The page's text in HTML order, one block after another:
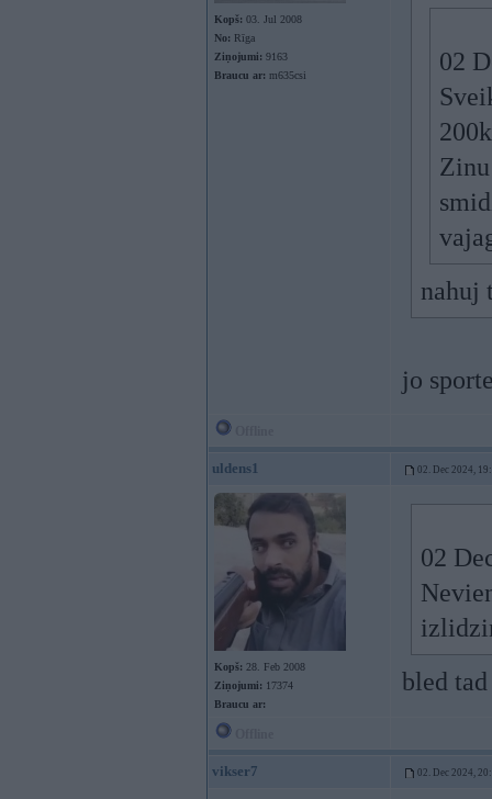
Kopš: 03. Jul 2008
No: Rīga
Ziņojumi: 9163
Braucu ar: m635csi
02
nahuj
jo
uldens1 02. Dec 2024,
Kopš: 28. Feb 2008
Ziņojumi: 17374
Braucu ar:
02
bled
vikser7 02. Dec 2024,